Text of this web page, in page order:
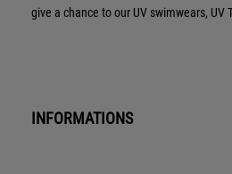
give a chance to our UV swimwears, UV
INFORMATIONS